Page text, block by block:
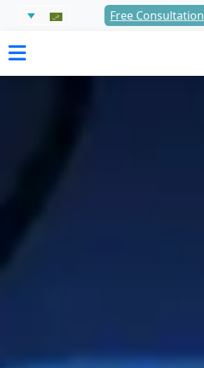
Free Consultation